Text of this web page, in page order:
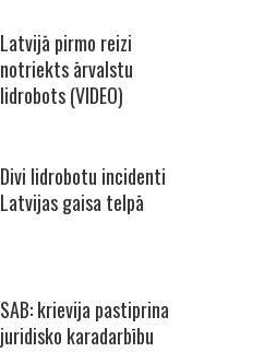
Latvijā pirmo reizi
notriekts ārvalstu
lidrobots (VIDEO)
Divi lidrobotu incidenti
Latvijas gaisa telpā
SAB: krievija pastiprina
juridisko karadarbību